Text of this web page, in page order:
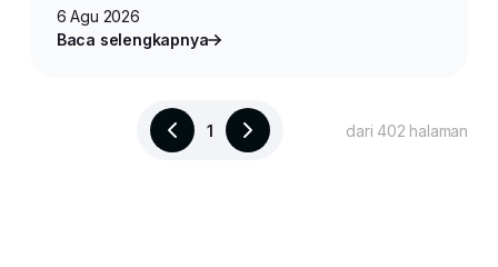
6 Agu 2026
Baca selengkapnya
1 dari 402 halaman